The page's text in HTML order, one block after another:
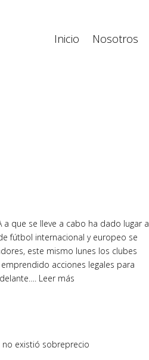
Inicio Nosotros
a que se lleve a cabo ha dado lugar a
fútbol internacional y europeo se
este mismo lunes los clubes
acciones legales para
Leer más
no existió sobreprecio